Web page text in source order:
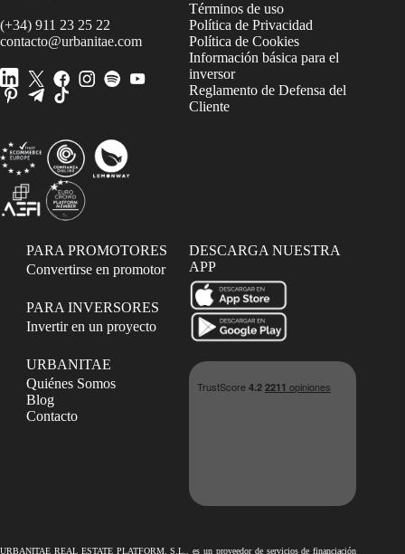
(+34) 911 23 25 22
contacto@urbanitae.com
Términos de uso
Política de Privacidad
Política de Cookies
Información básica para el
inversor
Reglamento de Defensa del
Cliente
PARA PROMOTORES
Convertirse en promotor
PARA INVERSORES
Invertir en un proyecto
URBANITAE
Quiénes Somos
Blog
Contacto
DESCARGA NUESTRA
APP
URBANITAE REAL ESTATE PLATFORM, S.L., es un proveedor de servicios de financiación